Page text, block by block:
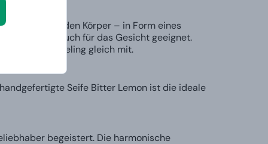
Energie für den Körper – in Form eines
ist es auch für das Gesicht geeignet.
dieses Peeling gleich mit.
Seife Bitter Lemon ist die ideale
begeistert. Die harmonische